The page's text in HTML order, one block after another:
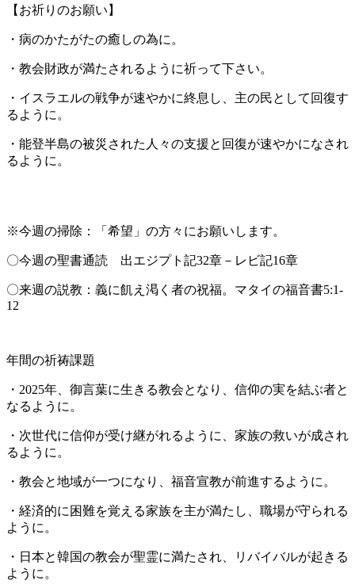
【お祈りのお願い】
・病のかたがたの癒しの為に。
・教会財政が満たされるように祈って下さい。
・イスラエルの戦争が速やかに終息し、主の民として回復す
るように。
・能登半島の被災された人々の支援と回復が速やかになされ
るように。
※今週の掃除：「希望」の方々にお願いします。
〇今週の聖書通読 出エジプト記32章－レビ記16章
〇来週の説教：義に飢え渇く者の祝福。マタイの福音書5:1-
12
年間の祈祷課題
・2025年、御言葉に生きる教会となり、信仰の実を結ぶ者と
なるように。
・次世代に信仰が受け継がれるように、家族の救いが成され
るように。
・教会と地域が一つになり、福音宣教が前進するように。
・経済的に困難を覚える家族を主が満たし、職場が守られる
ように。
・日本と韓国の教会が聖霊に満たされ、リバイバルが起きる
ように。